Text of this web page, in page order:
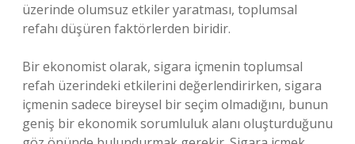
üzerinde olumsuz etkiler yaratması, toplumsal
refahı düşüren faktörlerden biridir.
Bir ekonomist olarak, sigara içmenin toplumsal
refah üzerindeki etkilerini değerlendirirken, sigara
içmenin sadece bireysel bir seçim olmadığını, bunun
geniş bir ekonomik sorumluluk alanı oluşturduğunu